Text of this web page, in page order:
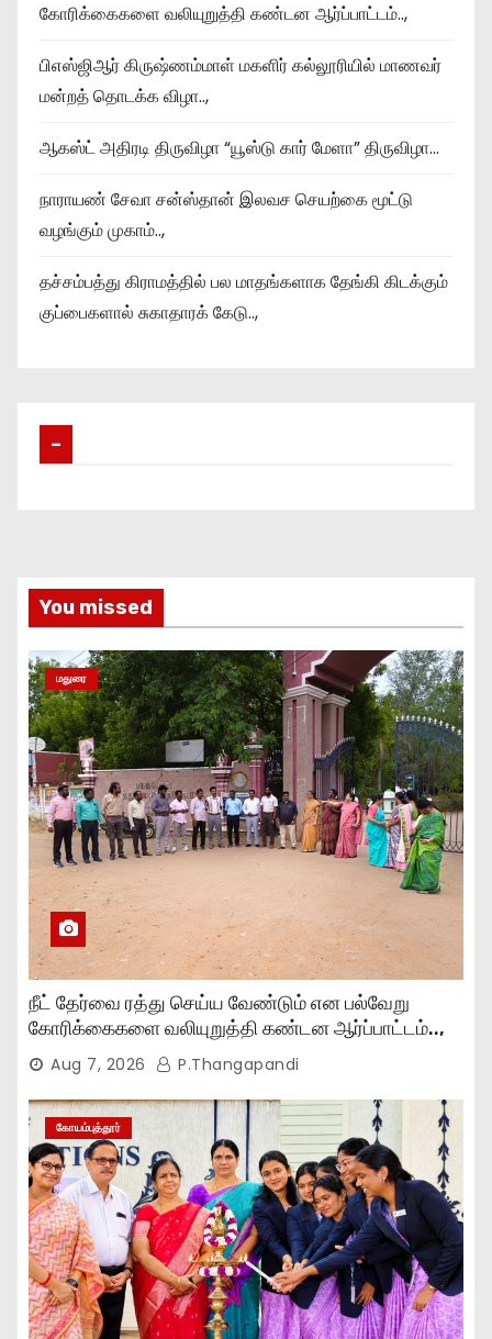
கோரிக்கைகளை வலியுறுத்தி கண்டன ஆர்ப்பாட்டம்..,
பிஎஸ்ஜிஆர் கிருஷ்ணம்மாள் மகளிர் கல்லூரியில் மாணவர்
மன்றத் தொடக்க விழா..,
ஆகஸ்ட் அதிரடி திருவிழா “யூஸ்டு கார் மேளா” திருவிழா…
நாராயண் சேவா சன்ஸ்தான் இலவச செயற்கை மூட்டு
வழங்கும் முகாம்..,
தச்சம்பத்து கிராமத்தில் பல மாதங்களாக தேங்கி கிடக்கும்
குப்பைகளால் சுகாதாரக் கேடு..,
–
You missed
மதுரை
நீட் தேர்வை ரத்து செய்ய வேண்டும் என பல்வேறு
கோரிக்கைகளை வலியுறுத்தி கண்டன ஆர்ப்பாட்டம்..,
Aug 7, 2026 P.Thangapandi
கோயம்புத்தூர்